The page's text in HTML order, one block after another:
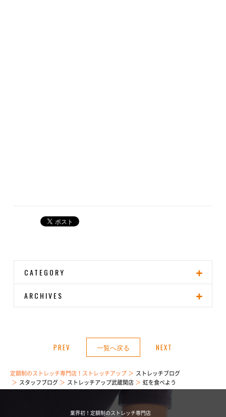
CATEGORY
ARCHIVES
PREV 一覧へ戻る NEXT
定額制のストレッチ専門店！ストレッチアップ
ストレッチブログ
スタッフブログ
ストレッチアップ武蔵関店 虹を食べよう
業界初！定額制のストレッチ専門店